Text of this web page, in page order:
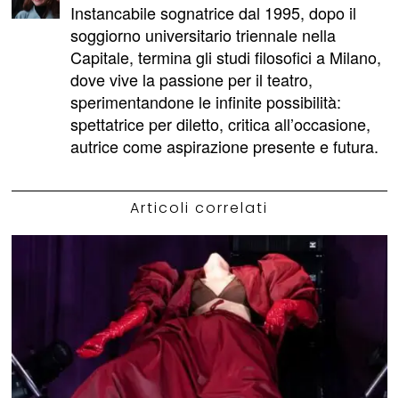
Instancabile sognatrice dal 1995, dopo il
soggiorno universitario triennale nella
Capitale, termina gli studi filosofici a Milano,
dove vive la passione per il teatro,
sperimentandone le infinite possibilità:
spettatrice per diletto, critica all’occasione,
autrice come aspirazione presente e futura.
Articoli correlati